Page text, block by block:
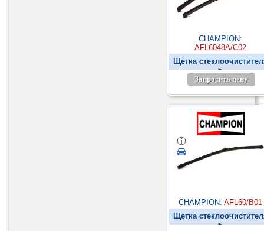
CHAMPION:
AFL6048A/C02
Щетка
►
Запросить цену
CHAMPION: AFL60/B01
Щетка
►